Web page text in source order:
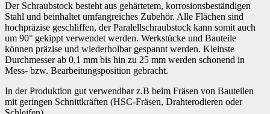
Der Schraubstock besteht aus gehärtetem, korrosionsbeständigen
Stahl und beinhaltet umfangreiches Zubehör. Alle Flächen sind
hochpräzise geschliffen, der Paralellschraubstock kann somit auch
um 90° gekippt verwendet werden. Werkstücke und Bauteile
können präzise und wiederholbar gespannt werden. Kleinste
Durchmesser ab 0,1 mm bis hin zu 25 mm werden schonend in
Mess- bzw. Bearbeitungsposition gebracht.
In der Produktion gut verwendbar z.B beim Fräsen von Bauteilen
mit geringen Schnittkräften (HSC-Fräsen, Drahterodieren oder